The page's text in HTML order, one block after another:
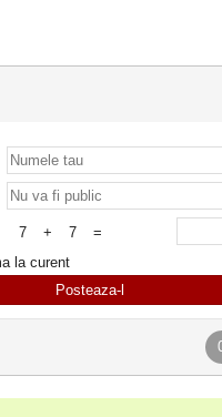
7 + 7
=
la curent
Posteaza-l